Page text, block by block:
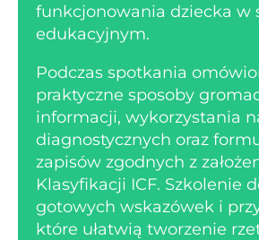
funkcjonowania dziecka w
edukacyjnym.
Podczas spotkania
praktyczne sposoby
informacji, wykorzystania
diagnostycznych oraz
zapisów zgodnych z
Klasyfikacji ICF. Szkolenie
gotowych wskazówek i
które ułatwią tworzenie